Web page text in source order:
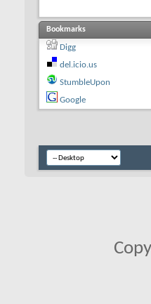
Bookmarks
Digg
del.icio.us
StumbleUpon
Google